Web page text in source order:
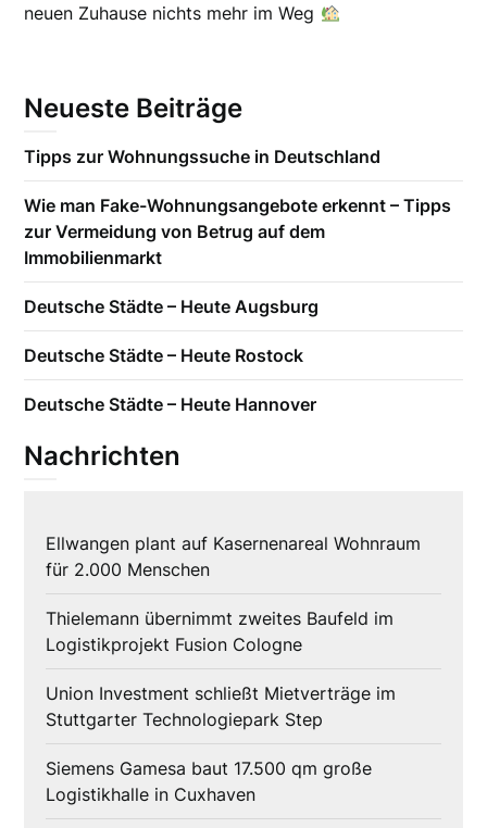
neuen Zuhause nichts mehr im Weg
Neueste Beiträge
Tipps zur Wohnungssuche in Deutschland
Wie man Fake-Wohnungsangebote erkennt – Tipps
zur Vermeidung von Betrug auf dem
Immobilienmarkt
Deutsche Städte – Heute Augsburg
Deutsche Städte – Heute Rostock
Deutsche Städte – Heute Hannover
Nachrichten
Ellwangen plant auf Kasernenareal Wohnraum
für 2.000 Menschen
Thielemann übernimmt zweites Baufeld im
Logistikprojekt Fusion Cologne
Union Investment schließt Mietverträge im
Stuttgarter Technologiepark Step
Siemens Gamesa baut 17.500 qm große
Logistikhalle in Cuxhaven